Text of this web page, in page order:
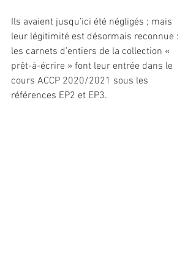
Ils avaient jusqu’ici été négligés ; mais
leur légitimité est désormais reconnue :
les carnets d’entiers de la collection «
prêt-à-écrire » font leur entrée dans le
cours ACCP 2020/2021 sous les
références EP2 et EP3.